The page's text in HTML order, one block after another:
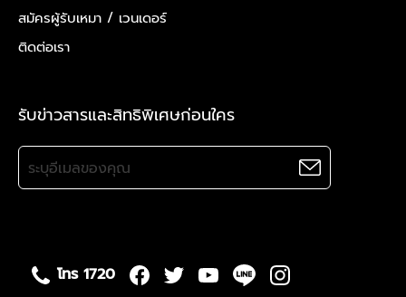
สมัครผู้รับเหมา / เวนเดอร์
ติดต่อเรา
รับข่าวสารและสิทธิพิเศษก่อนใคร
โทร 1720